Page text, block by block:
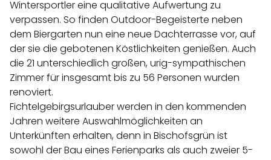
Wintersportler eine qualitative Aufwertung zu
verpassen. So finden Outdoor-Begeisterte neben
dem Biergarten nun eine neue Dachterrasse vor, auf
der sie die gebotenen Köstlichkeiten genießen. Auch
die 21 unterschiedlich großen, urig-sympathischen
Zimmer für insgesamt bis zu 56 Personen wurden
renoviert.
Fichtelgebirgsurlauber werden in den kommenden
Jahren weitere Auswahlmöglichkeiten an
Unterkünften erhalten, denn in Bischofsgrün ist
sowohl der Bau eines Ferienparks als auch zweier 5-